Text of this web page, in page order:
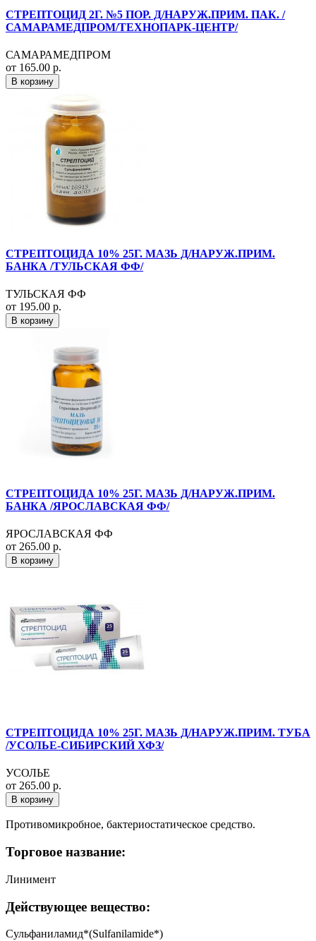
СТРЕПТОЦИД 2Г. №5 ПОР. Д/НАРУЖ.ПРИМ. ПАК. /
САМАРАМЕДПРОМ/ТЕХНОПАРК-ЦЕНТР/
САМАРАМЕДПРОМ
от 165.00 р.
В корзину
СТРЕПТОЦИДА 10% 25Г. МАЗЬ Д/НАРУЖ.ПРИМ.
БАНКА /ТУЛЬСКАЯ ФФ/
ТУЛЬСКАЯ ФФ
от 195.00 р.
В корзину
СТРЕПТОЦИДА 10% 25Г. МАЗЬ Д/НАРУЖ.ПРИМ.
БАНКА /ЯРОСЛАВСКАЯ ФФ/
ЯРОСЛАВСКАЯ ФФ
от 265.00 р.
В корзину
СТРЕПТОЦИДА 10% 25Г. МАЗЬ Д/НАРУЖ.ПРИМ. ТУБА
/УСОЛЬЕ-СИБИРСКИЙ ХФЗ/
УСОЛЬЕ
от 265.00 р.
В корзину
Противомикробное, бактериостатическое средство.
Торговое название:
Линимент
Действующее вещество:
Сульфаниламид*(Sulfanilamide*)